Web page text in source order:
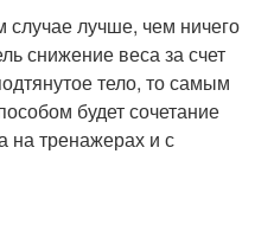
лучше, чем ничего
снижение веса за счет
тело, то самым
будет сочетание
на тренажерах и с